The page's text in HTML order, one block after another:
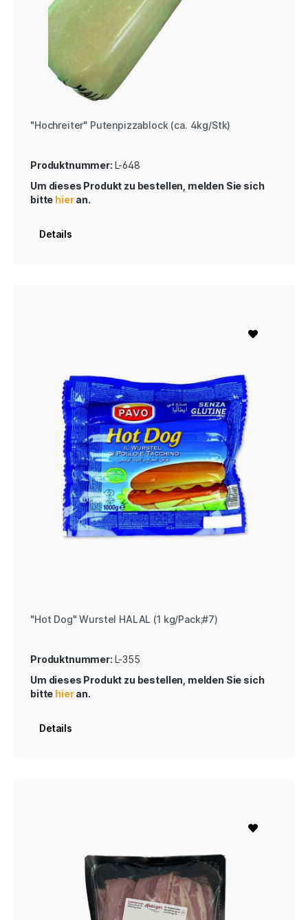
"Hochreiter" Putenpizzablock (ca. 4kg/Stk)
Produktnummer: L-648
Um dieses Produkt zu bestellen, melden Sie sich
bitte hieran.
Details
"Hot Dog" Wurstel HALAL (1 kg/Pack;#7)
Produktnummer: L-355
Um dieses Produkt zu bestellen, melden Sie sich
bitte hieran.
Details